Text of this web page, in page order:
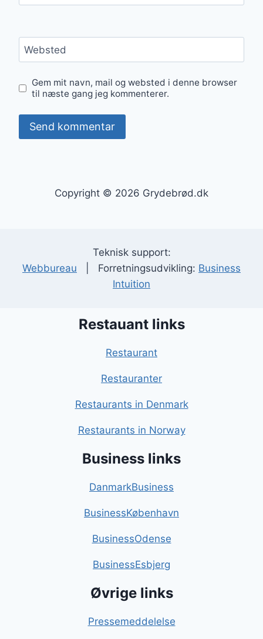
Websted
Gem mit navn, mail og websted i denne browser
til næste gang jeg kommenterer.
Copyright © 2026 Grydebrød.dk
Teknisk support:
Webbureau | Forretningsudvikling: Business
Intuition
Restauant links
Restaurant
Restauranter
Restaurants in Denmark
Restaurants in Norway
Business links
DanmarkBusiness
BusinessKøbenhavn
BusinessOdense
BusinessEsbjerg
Øvrige links
Pressemeddelelse